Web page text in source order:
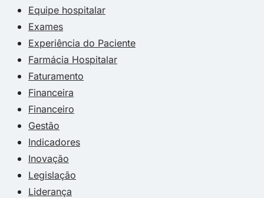
Equipe hospitalar
Exames
Experiência do Paciente
Farmácia Hospitalar
Faturamento
Financeira
Financeiro
Gestão
Indicadores
Inovação
Legislação
Liderança